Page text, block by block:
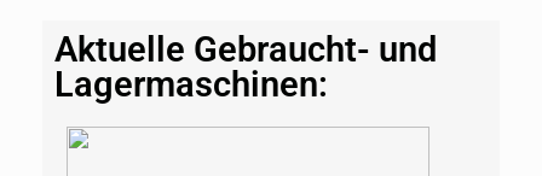
Aktuelle Gebraucht- und
Lagermaschinen: